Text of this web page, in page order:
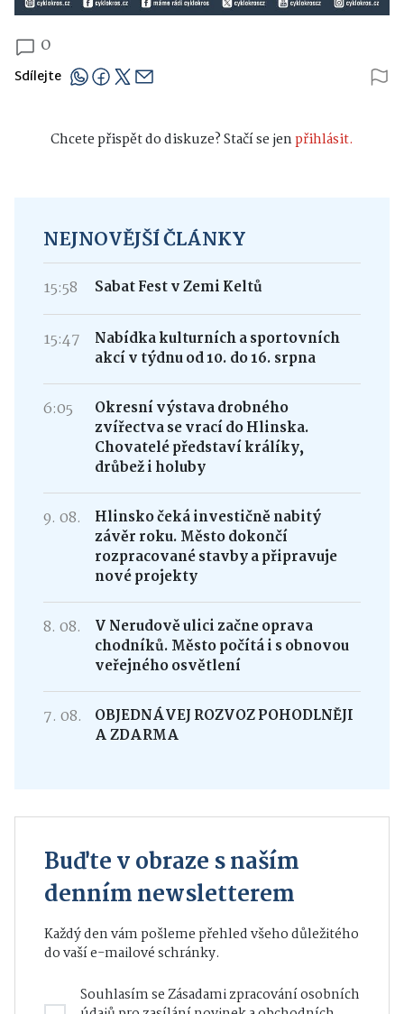
0
Sdílejte
Chcete přispět do diskuze? Stačí se jenpřihlásit.
NEJNOVĚJŠÍ ČLÁNKY
15:58 Sabat Fest v Zemi Keltů
15:47
Nabídka kulturních a sportovních
akcí v týdnu od 10. do 16. srpna
6:05
Okresní výstava drobného
zvířectva se vrací do Hlinska.
Chovatelé představí králíky,
drůbež i holuby
9. 08.
Hlinsko čeká investičně nabitý
závěr roku. Město dokončí
rozpracované stavby a připravuje
nové projekty
8. 08.
V Nerudově ulici začne oprava
chodníků. Město počítá i s obnovou
veřejného osvětlení
7. 08.
OBJEDNÁVEJ ROZVOZ POHODLNĚJI
A ZDARMA
Buďte v obraze s naším
denním newsletterem
Každý den vám pošleme přehled všeho důležitého
do vaší e-mailové schránky.
Souhlasím seZásadami zpracování osobních